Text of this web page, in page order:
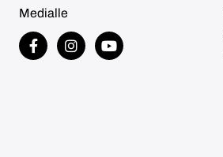
Medialle